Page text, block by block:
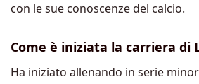
con le sue conoscenze del calcio.
Come è iniziata la carriera di
Ha iniziato allenando in serie